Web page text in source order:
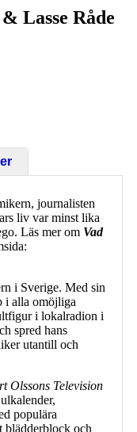
Lasse Råde
journalisten
liv var minst lika
Läs mer om Vad
i Sverige. Med sin
i alla omöjliga
i lokalradion i
spred hans
utantill och
Olssons Television
populära
blädderblock och